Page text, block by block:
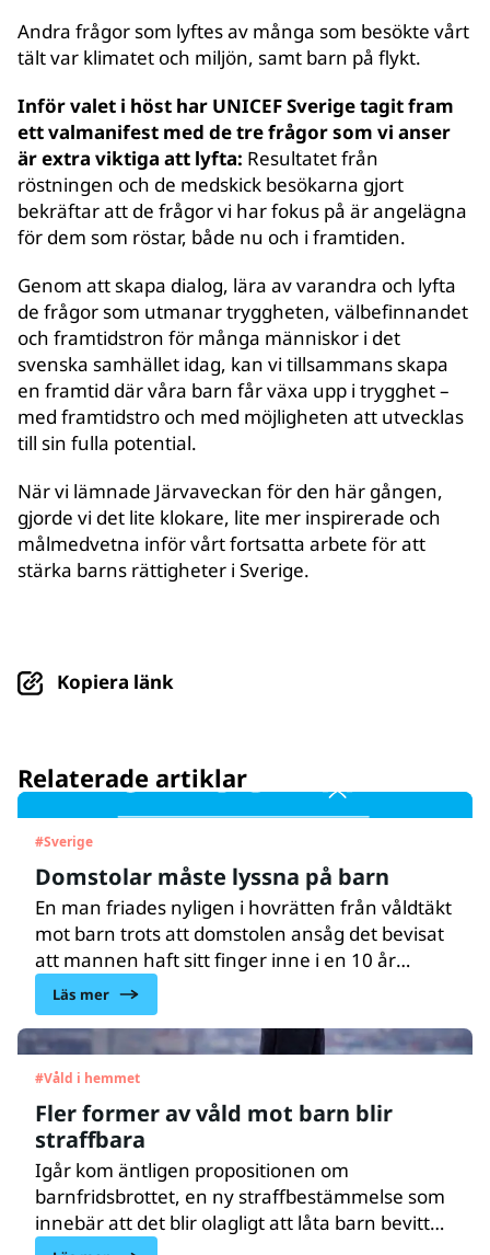
Andra frågor som lyftes av många som besökte vårt
tält var klimatet och miljön, samt barn på flykt.
Inför valet i höst har UNICEF Sverige tagit fram
ett valmanifest med de tre frågor som vi anser
är extra viktiga att lyfta: Resultatet från
röstningen och de medskick besökarna gjort
bekräftar att de frågor vi har fokus på är angelägna
för dem som röstar, både nu och i framtiden.
Genom att skapa dialog, lära av varandra och lyfta
de frågor som utmanar tryggheten, välbefinnandet
och framtidstron för många människor i det
svenska samhället idag, kan vi tillsammans skapa
en framtid där våra barn får växa upp i trygghet –
med framtidstro och med möjligheten att utvecklas
till sin fulla potential.
När vi lämnade Järvaveckan för den här gången,
gjorde vi det lite klokare, lite mer inspirerade och
målmedvetna inför vårt fortsatta arbete för att
stärka barns rättigheter i Sverige.
Kopiera länk
Relaterade artiklar
#Sverige
Domstolar måste lyssna på barn
En man friades nyligen i hovrätten från våldtäkt
mot barn trots att domstolen ansåg det bevisat
att mannen haft sitt finger inne i en 10 år
gammal flickas snippa. Anledningen var att
domstolen ansåg att det inte kunde fastslås vad
flickan menade när hon använde ordet snippa.
Enligt UNICEF Sveriges barnrättsjurist Maj
Fagerlund är bristande kunskap om barns
rättigheter, särskilt barns rätt att komma till tals,
ett generellt problem i svenska domstolar.
Läs mer
#Våld i hemmet
Fler former av våld mot barn blir
straffbara
Igår kom äntligen propositionen om
barnfridsbrottet, en ny straffbestämmelse som
innebär att det blir olagligt att låta barn bevittna
våld i hemmet. Det nya lagförslaget är ett viktigt